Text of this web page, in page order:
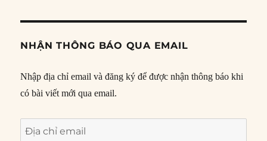
NHẬN THÔNG BÁO QUA EMAIL
Nhập địa chỉ email và đăng ký để được nhận thông báo khi
có bài viết mới qua email.
Địa